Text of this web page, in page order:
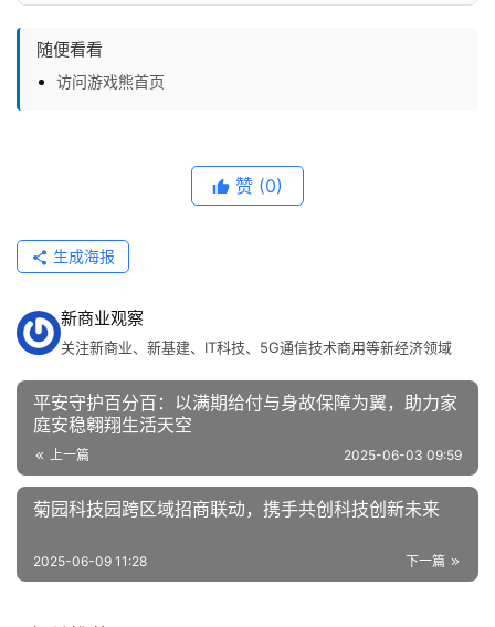
车
出
行
随便看看
访问游戏熊首页
赞 (0)
生成海报
新商业观察
关注新商业、新基建、IT科技、5G通信技术商用等新经济领域
平安守护百分百：以满期给付与身故保障为翼，助力家
庭安稳翱翔生活天空
上一篇 2025-06-03 09:59
菊园科技园跨区域招商联动，携手共创科技创新未来
下一篇
2025-06-09 11:28